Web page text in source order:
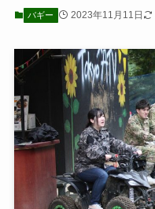
バギー 2023年11月11日